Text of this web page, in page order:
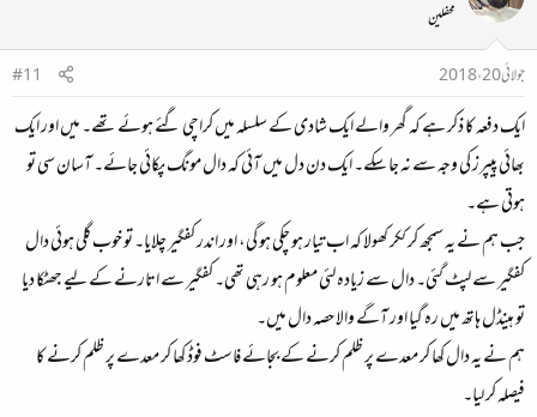
محفلین
جولائی 20، 2018
#11
ایک دفعہ کا ذکر ہے کہ گھر والے ایک شادی کے سلسلہ میں کراچی گئے ہوئے تھے۔ میں اور ایک
بھائی پیپرز کی وجہ سے نہ جا سکے۔ ایک دن دل میں آئی کہ دال مونگ پکائی جائے۔ آسان سی تو
ہوتی ہے۔
جب ہم نے یہ سمجھ کر ککر کھولا کہ اب تیار ہو چکی ہو گی، اور اندر کفگیر چلایا۔ تو خوب گلی ہوئی دال
کفگیر سے لپٹ گئی۔ دال سے زیادہ لئی معلوم ہو رہی تھی۔ کفگیر سے اتارنے کے لیے جھٹکا دیا
تو ہینڈل ہاتھ میں رہ گیا اور آگے والا حصہ دال میں۔
ہم نے یہ دال کھا کر معدے پر ظلم کرنے کے بجائے فاسٹ فوڈ کھا کر معدے پر ظلم کرنے کا
فیصلہ کر لیا۔